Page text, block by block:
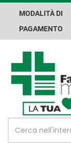
Passa
contenuto
MODALITÀ DI
PAGAMENTO
Farma.Co.M.
Spa
Prodotto